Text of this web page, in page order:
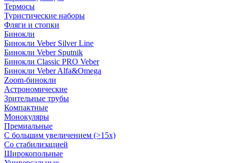
Термосы
Туристические наборы
Фляги и стопки
Бинокли
Бинокли Veber Silver Line
Бинокли Veber Sputnik
Бинокли Classic PRO Veber
Бинокли Veber Alfa&Omega
Zoom-бинокли
Астрономические
Зрительные трубы
Компактные
Монокуляры
Премиальные
С большим увеличением (>15x)
Со стабилизацией
Широкопольные